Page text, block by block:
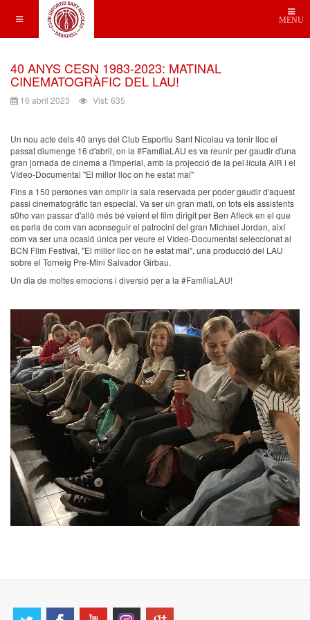
MENU
40 ANYS CESN 1983-2023: MATINAL
CINEMATOGRÀFIC DEL LAU!
16 abril 2023 Vist: 635
Un nou acte dels 40 anys del Club Esportiu Sant Nicolau va tenir lloc el
passat diumenge 16 d'abril, on la #FamíliaLAU es va reunir per gaudir d'una
gran jornada de cinema a l'Imperial, amb la projecció de la pel·lícula AIR i el
Vídeo-Documental "El millor lloc on he estat mai"
Fins a 150 persones van omplir la sala reservada per poder gaudir d'aquest
passi cinematogràfic tan especial. Va ser un gran matí, on tots els assistents
s0ho van passar d'allò més bé veient el film dirigit per Ben Afleck en el que
es parla de com van aconseguir el patrocini del gran Michael Jordan, així
com va ser una ocasió única per veure el Vídeo-Documental seleccionat al
BCN Film Festival, "El millor lloc on he estat mai", una producció del LAU
sobre el Torneig Pre-Mini Salvador Girbau.
Un dia de moltes emocions i diversió per a la #FamíliaLAU!